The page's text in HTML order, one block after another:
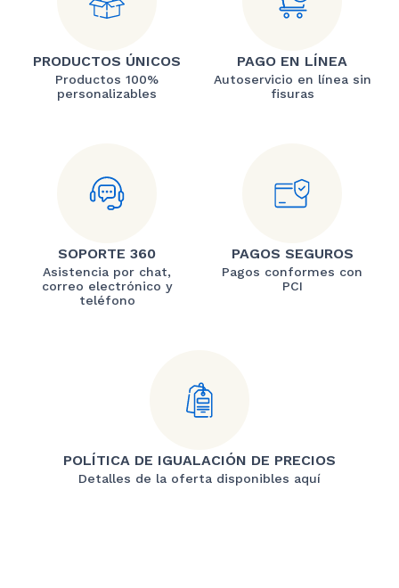
PRODUCTOS ÚNICOS
Productos 100%
personalizables
PAGO EN LÍNEA
Autoservicio en línea sin
fisuras
SOPORTE 360
Asistencia por chat,
correo electrónico y
teléfono
PAGOS SEGUROS
Pagos conformes con
PCI
POLÍTICA DE IGUALACIÓN DE PRECIOS
Detalles de la oferta disponibles aquí